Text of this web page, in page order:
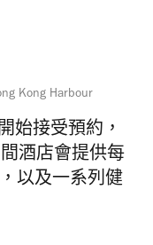
Kong Harbour
始接受預約，
酒店會提供每
以及一系列健